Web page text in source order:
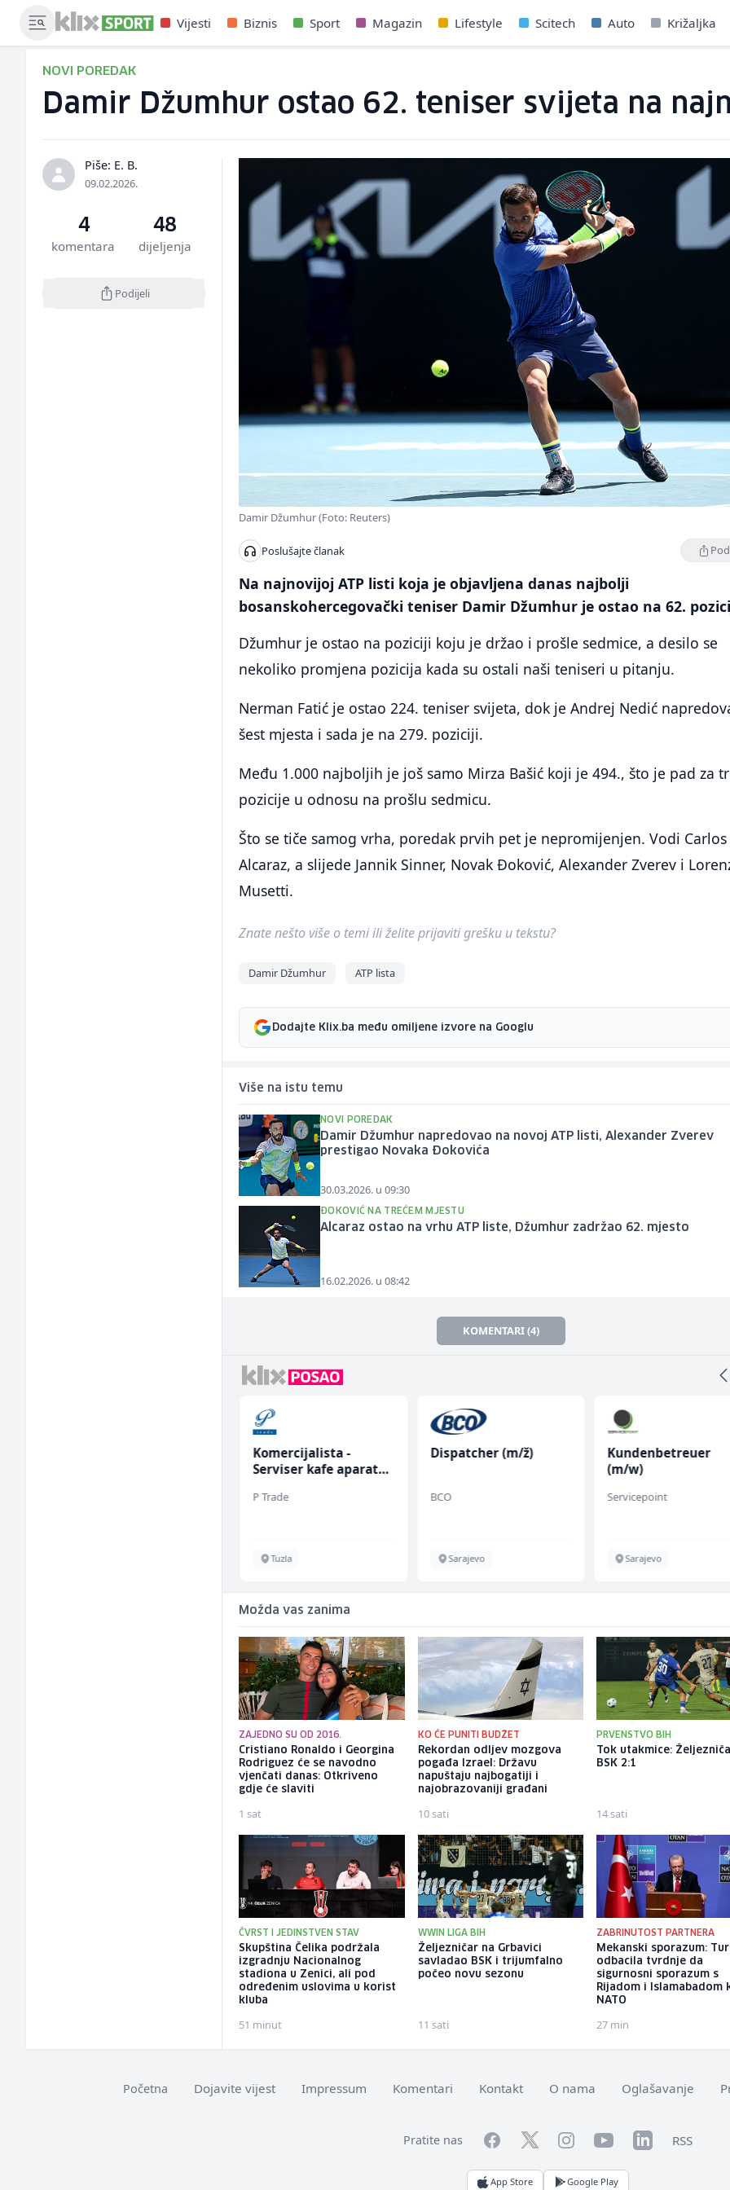
Vijesti Biznis Sport Magazin Lifestyle Scitech Auto Križaljka
NOVI POREDAK
Damir Džumhur ostao 62. teniser svijeta na
Piše: E. B.
09.02.2026.
4
komentara
48
dijeljenja
Podijeli
Damir Džumhur (Foto: Reuters)
Poslušajte članak
Na najnovijoj ATP listi koja je objavljena danas najbolji
bosanskohercegovački teniser Damir Džumhur je ostao na 62.
Džumhur je ostao na poziciji koju je držao i prošle sedmice, a desilo se
nekoliko promjena pozicija kada su ostali naši teniseri u pitanju.
Nerman Fatić je ostao 224. teniser svijeta, dok je Andrej Nedić
šest mjesta i sada je na 279. poziciji.
Među 1.000 najboljih je još samo Mirza Bašić koji je 494., što je pad za
pozicije u odnosu na prošlu sedmicu.
Što se tiče samog vrha, poredak prvih pet je nepromijenjen. Vodi Carlos
Alcaraz, a slijede Jannik Sinner, Novak Đoković, Alexander Zverev i
Musetti.
Znate nešto više o temi ili želite prijaviti grešku u tekstu?
Damir Džumhur ATP lista
Dodajte Klix.ba među omiljene izvore na Googlu
Više na istu temu
NOVI POREDAK
Damir Džumhur napredovao na novoj ATP listi, Alexander Zverev
prestigao Novaka Đokovića
30.03.2026. u 09:30
ĐOKOVIĆ NA TREĆEM MJESTU
Alcaraz ostao na vrhu ATP liste, Džumhur zadržao 62. mjesto
16.02.2026. u 08:42
KOMENTARI (4)
Komercijalista -
Serviser kafe aparata
P Trade
Tuzla
Dispatcher (m/ž)
BCO
Sarajevo
Kundenbetreuer
(m/w)
Servicepoint
Sarajevo
Možda vas zanima
ZAJEDNO SU OD 2016.
Cristiano Ronaldo i Georgina
Rodriguez će se navodno
vjenčati danas: Otkriveno
gdje će slaviti
1 sat
KO ĆE PUNITI BUDŽET
Rekordan odljev mozgova
pogađa Izrael: Državu
napuštaju najbogatiji i
najobrazovaniji građani
10 sati
PRVENSTVO BIH
Tok utakmice:
BSK 2:1
14 sati
ČVRST I JEDINSTVEN STAV
Skupština Čelika podržala
izgradnju Nacionalnog
stadiona u Zenici, ali pod
određenim uslovima u korist
kluba
51 minut
WWIN LIGA BIH
Željezničar na Grbavici
savladao BSK i trijumfalno
počeo novu sezonu
11 sati
ZABRINUTOST PARTNERA
Mekanski sporazum:
odbacila tvrdnje da
sigurnosni sporazum s
Rijadom i Islamabadom
NATO
27 min
Početna Dojavite vijest Impressum Komentari Kontakt O nama Oglašavanje
Pratite nas FacebookTwitterInstagramYouTubeLinkedInRSS
App Store Google Play